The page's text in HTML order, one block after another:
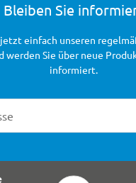
Bleiben Sie
einfach unseren
werden Sie über neue
informiert.